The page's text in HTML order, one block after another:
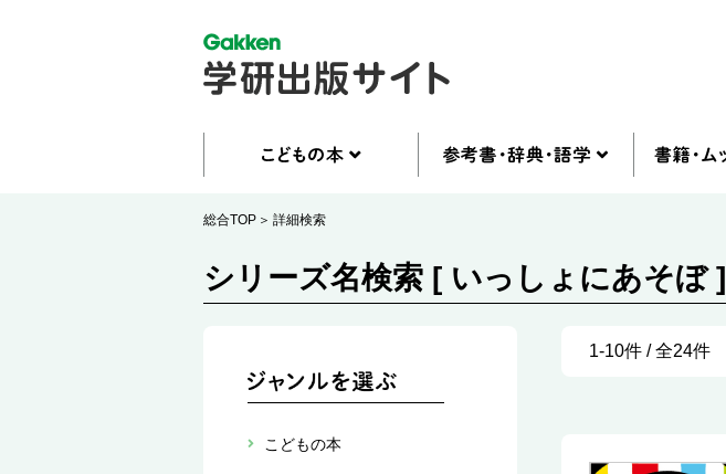
総合TOP 詳細検索
シリーズ名検索 [ いっしょにあそぼ ]
こどもの本
1-10件 / 全24件